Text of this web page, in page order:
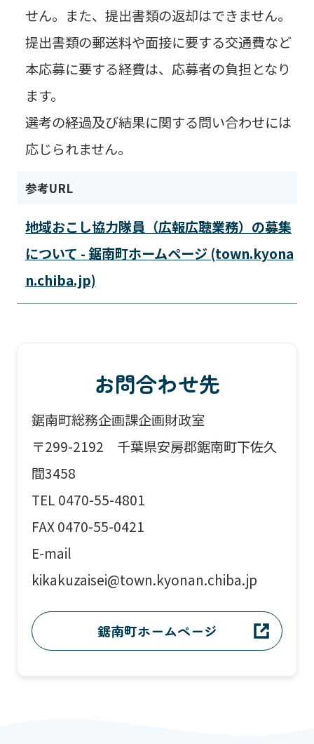
せん。また、提出書類の返却はできません。
提出書類の郵送料や面接に要する交通費など
本応募に要する経費は、応募者の負担となり
ます。
選考の経過及び結果に関する問い合わせには
応じられません。
参考URL
地域おこし協力隊員（広報広聴業務）の募集
について - 鋸南町ホームページ (town.kyona
n.chiba.jp)
お問合わせ先
鋸南町総務企画課企画財政室
〒299-2192 千葉県安房郡鋸南町下佐久
間3458
TEL 0470-55-4801
FAX 0470-55-0421
E-mail
kikakuzaisei@town.kyonan.chiba.jp
鋸南町ホームページ